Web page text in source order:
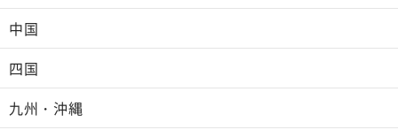
中国
四国
九州・沖縄